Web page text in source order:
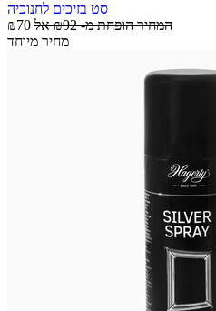
סט בזיכים לחנוכיה
₪70
המחיר הופחת מ-₪92 אל
מחיר מיוחד